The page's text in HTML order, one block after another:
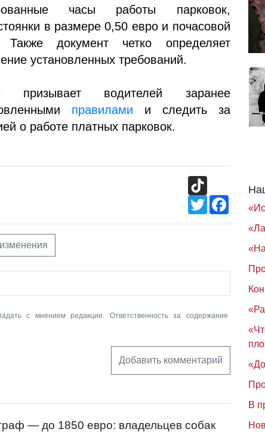
часы работы парковок,
в размере 0,50 евро и почасовой
документ четко определяет
установленных требований.
призывает водителей заранее
правилами и следить за
о работе платных парковок.
TikTok
TwitterFacebook
изменения
с мнением редакции. Ответственность за содержание
Добавить комментарий
— до 1850 евро: владельцев собак
В